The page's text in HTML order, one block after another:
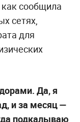
сообщила
сетях,
для
Да, я
и за месяц—
подкалываю